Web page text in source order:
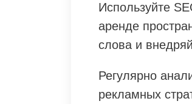
Используйте
аренде
слова и
Регулярно
рекламных